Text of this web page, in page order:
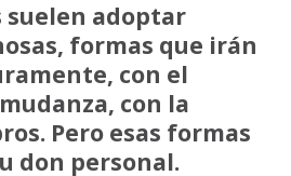
suelen adoptar
formas que irán
con el
con la
Pero esas formas
don personal.